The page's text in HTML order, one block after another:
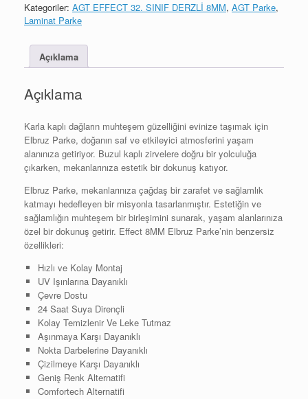
Kategoriler: AGT EFFECT 32. SINIF DERZLİ 8MM, AGT Parke,
Laminat Parke
Açıklama
Açıklama
Karla kaplı dağların muhteşem güzelliğini evinize taşımak için
Elbruz Parke, doğanın saf ve etkileyici atmosferini yaşam
alanınıza getiriyor. Buzul kaplı zirvelere doğru bir yolculuğa
çıkarken, mekanlarınıza estetik bir dokunuş katıyor.
Elbruz Parke, mekanlarınıza çağdaş bir zarafet ve sağlamlık
katmayı hedefleyen bir misyonla tasarlanmıştır. Estetiğin ve
sağlamlığın muhteşem bir birleşimini sunarak, yaşam alanlarınıza
özel bir dokunuş getirir. Effect 8MM Elbruz Parke’nin benzersiz
özellikleri:
Hızlı ve Kolay Montaj
UV Işınlarına Dayanıklı
Çevre Dostu
24 Saat Suya Dirençli
Kolay Temizlenir Ve Leke Tutmaz
Aşınmaya Karşı Dayanıklı
Nokta Darbelerine Dayanıklı
Çizilmeye Karşı Dayanıklı
Geniş Renk Alternatifi
Comfortech Alternatifi